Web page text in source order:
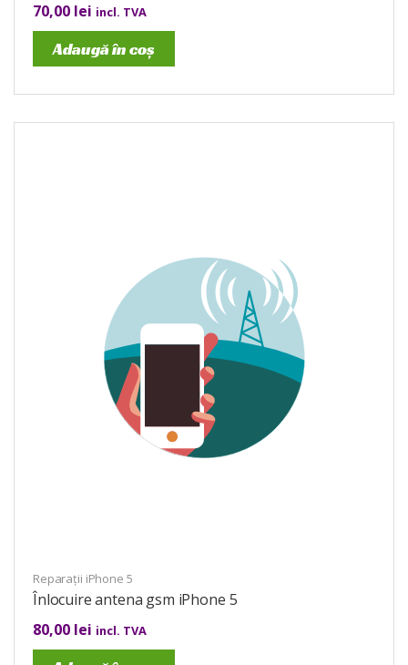
70,00 lei incl. TVA
Adaugă în coș
Reparații iPhone 5
Înlocuire antena gsm iPhone 5
80,00 lei incl. TVA